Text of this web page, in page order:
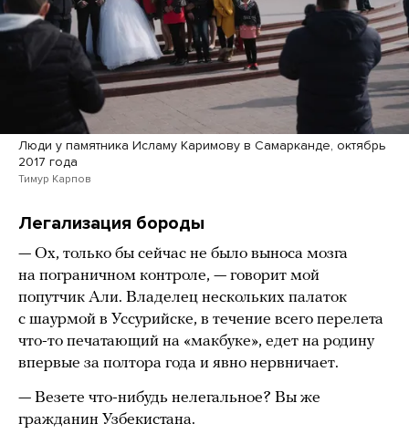
Люди у памятника Исламу Каримову в Самарканде, октябрь
2017 года
Тимур Карпов
Легализация бороды
— Ох, только бы сейчас не было выноса мозга
на пограничном контроле, — говорит мой
попутчик Али. Владелец нескольких палаток
с шаурмой в Уссурийске, в течение всего перелета
что-то печатающий на «макбуке», едет на родину
впервые за полтора года и явно нервничает.
— Везете что-нибудь нелегальное? Вы же
гражданин Узбекистана.